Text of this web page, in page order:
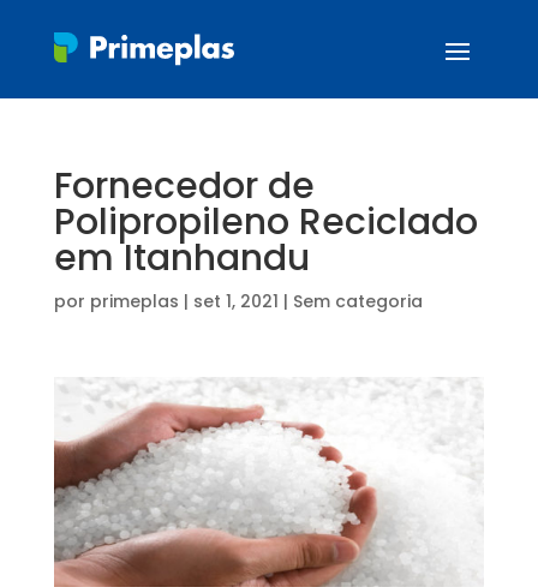
Fornecedor de
Polipropileno Reciclado
em Itanhandu
por primeplas | set 1, 2021 | Sem categoria